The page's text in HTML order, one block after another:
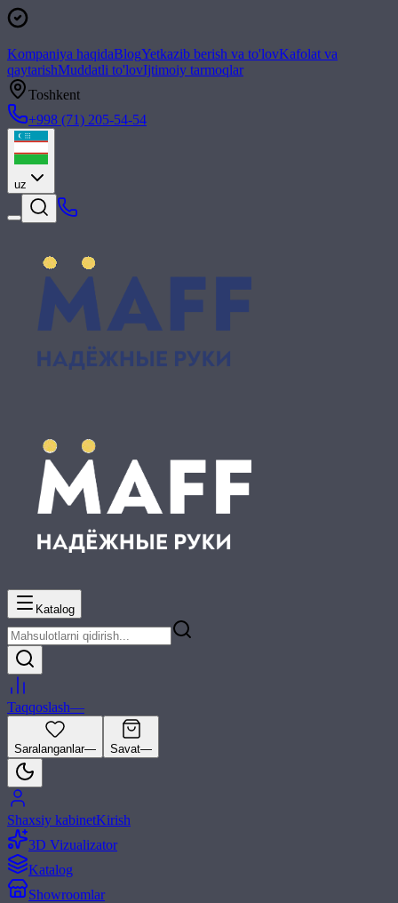
Kompaniya haqidaBlogYetkazib berish va to'lovKafolat va
qaytarishMuddatli to'lovIjtimoiy tarmoqlar
Toshkent
+998 (71) 205-54-54
uz
Katalog
Taqqoslash—
Saralanganlar— Savat—
Shaxsiy kabinetKirish
3D Vizualizator
Katalog
Showroomlar